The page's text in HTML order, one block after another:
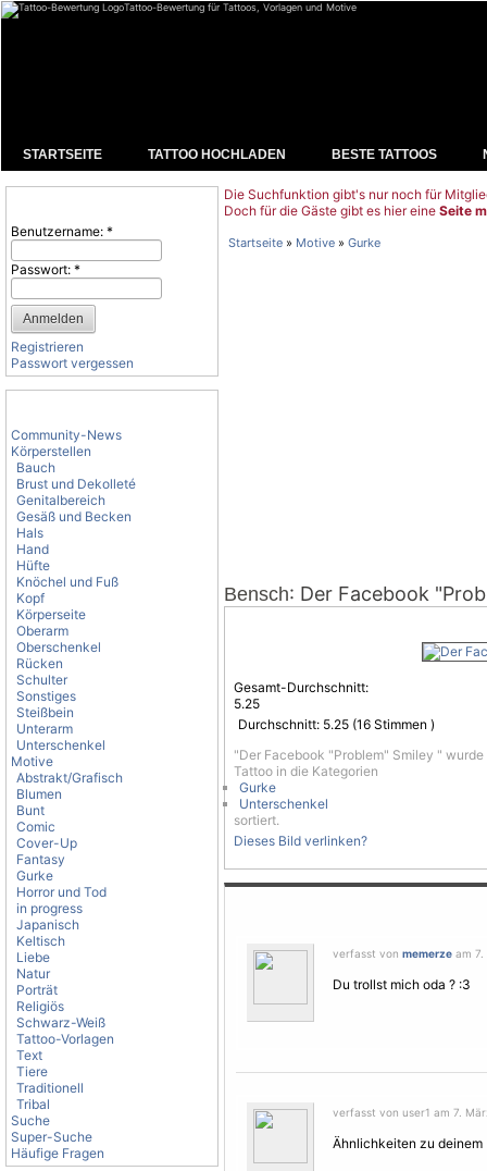
Tattoo-Bewertung für Tattoos, Vorlagen und Motive
STARTSEITE TATTOO HOCHLADEN BESTE TATTOOS
Benutzername: *
Passwort: *
Registrieren
Passwort vergessen
Community-News
Körperstellen
Bauch
Brust und Dekolleté
Genitalbereich
Gesäß und Becken
Hals
Hand
Hüfte
Knöchel und Fuß
Kopf
Körperseite
Oberarm
Oberschenkel
Rücken
Schulter
Sonstiges
Steißbein
Unterarm
Unterschenkel
Motive
Abstrakt/Grafisch
Blumen
Bunt
Comic
Cover-Up
Fantasy
Gurke
Horror und Tod
in progress
Japanisch
Keltisch
Liebe
Natur
Porträt
Religiös
Schwarz-Weiß
Tattoo-Vorlagen
Text
Tiere
Traditionell
Tribal
Suche
Super-Suche
Häufige Fragen
Die Suchfunktion gibt's nur noch für
Doch für die Gäste gibt es hier eine Seite
Startseite » Motive » Gurke
Bensch: Der Facebook
Gesamt-Durchschnitt:
5.25
Durchschnitt: 5.25 (16 Stimmen )
"Der Facebook "Problem" Smiley "
Tattoo in die Kategorien
Gurke
Unterschenkel
sortiert.
Dieses Bild verlinken?
verfasst von memerze am 7.
Du trollst mich oda ? :3
verfasst von user1 am 7.
Ähnlichkeiten zu